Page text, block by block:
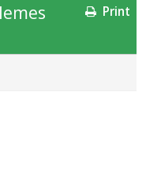
Print